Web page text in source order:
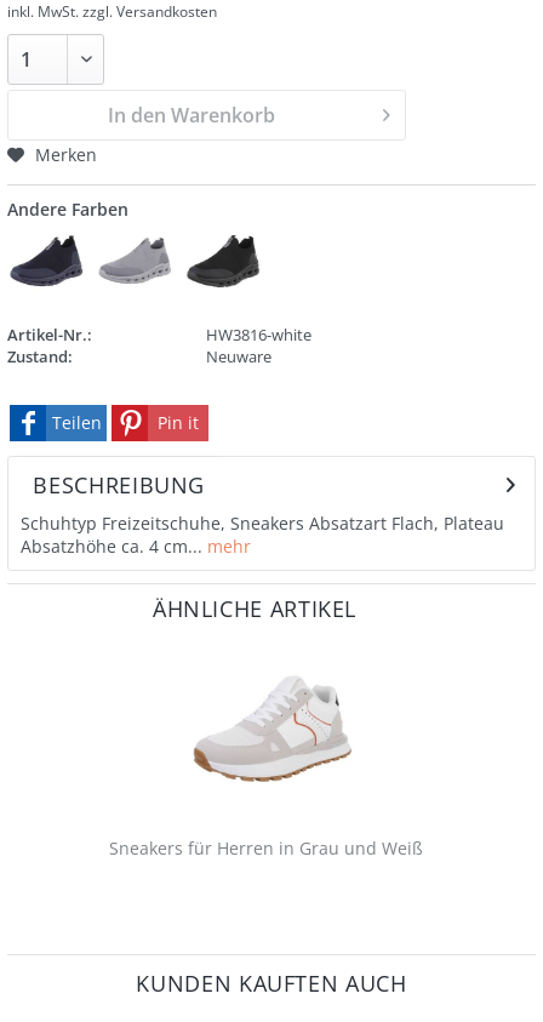
inkl. MwSt.zzgl. Versandkosten
In den Warenkorb
Merken
Andere Farben
Artikel-Nr.:
HW3816-white
Zustand:
Neuware
Teilen Pin it
BESCHREIBUNG
Schuhtyp Freizeitschuhe, Sneakers Absatzart Flach, Plateau
Absatzhöhe ca. 4 cm... mehr
ÄHNLICHE ARTIKEL
Sneakers für Herren in Grau und Weiß
KUNDEN KAUFTEN AUCH